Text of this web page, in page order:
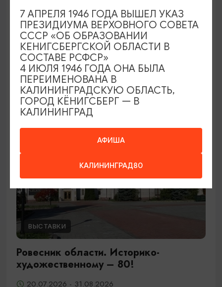
Семейный клуб выходного дня в
Морском выставочном центре
19.07.2026 - 30.08.2026, СБ 12:00, 13:00
Светлогорск, Морской выставочный центр г.
Светлогорск
ВЫСТАВКИ
Ровесник области. Историко-
художественному – 80!
20.07.2026 - 31.08.2026
АФИША
КАЛИНИНГРАД80
7 АПРЕЛЯ 1946 ГОДА ВЫШЕЛ УКАЗ
ПРЕЗИДИУМА ВЕРХОВНОГО СОВЕТА
СССР «ОБ ОБРАЗОВАНИИ
КЕНИГСБЕРГСКОЙ ОБЛАСТИ В
СОСТАВЕ РСФСР»
4 ИЮЛЯ 1946 ГОДА ОНА БЫЛА
ПЕРЕИМЕНОВАНА В
КАЛИНИНГРАДСКУЮ ОБЛАСТЬ,
ГОРОД КЁНИГСБЕРГ — В
КАЛИНИНГРАД